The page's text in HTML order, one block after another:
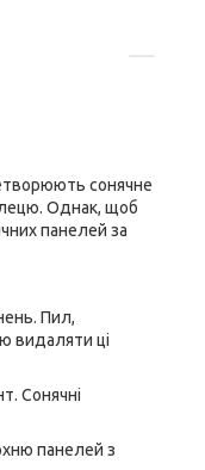
сонячне
Однак, щоб
панелей за
Пил,
видаляти ці
Сонячні
панелей з